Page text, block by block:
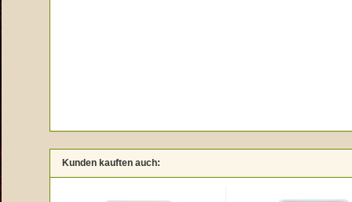
Kunden kauften auch: